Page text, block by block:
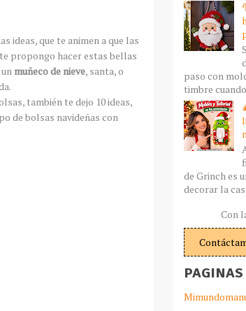
ideas, que te animen a que las
propongo hacer estas bellas
muñeco de nieve, santa, o
también te dejo 10 ideas,
de bolsas navideñas con
paso con
timbre
de Grinch es
decorar la
Con